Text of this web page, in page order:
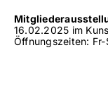
16.02.2025 im
Öffnungszeiten: Fr-